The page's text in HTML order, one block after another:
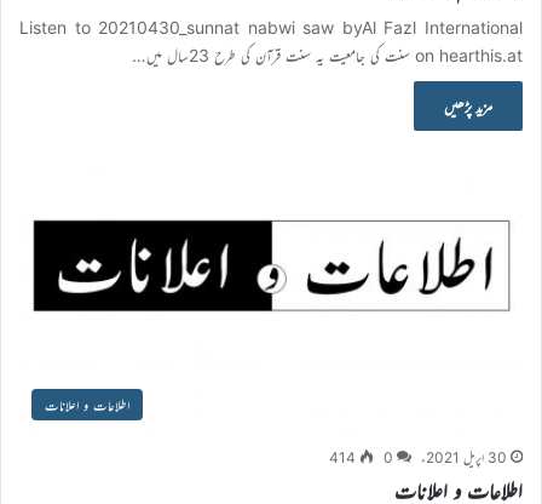
Listen to 20210430_sunnat nabwi saw byAl Fazl International
on hearthis.at سنت کی جامعیت یہ سنت قرآن کی طرح 23سال میں…
مزید پڑھیں
اطلاعات و اعلانات
30 اپریل 2021ء 0
414
اطلاعات و اعلانات